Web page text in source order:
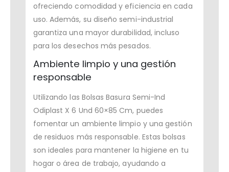
ofreciendo comodidad y eficiencia en cada
uso. Además, su diseño semi-industrial
garantiza una mayor durabilidad, incluso
para los desechos más pesados.
Ambiente limpio y una gestión
responsable
Utilizando las Bolsas Basura Semi-Ind
Odiplast X 6 Und 60×85 Cm, puedes
fomentar un ambiente limpio y una gestión
de residuos más responsable. Estas bolsas
son ideales para mantener la higiene en tu
hogar o área de trabajo, ayudando a